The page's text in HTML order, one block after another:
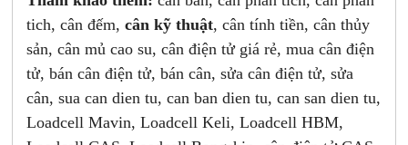
tich, cân đếm,cân kỹ thuật, cân tính tiền, cân thủy
sản, cân mủ cao su, cân điện tử giá rẻ, mua cân điện
tử, bán cân điện tử, bán cân, sửa cân điện tử, sửa
cân, sua can dien tu, can ban dien tu, can san dien tu,
Loadcell Mavin, Loadcell Keli, Loadcell HBM,